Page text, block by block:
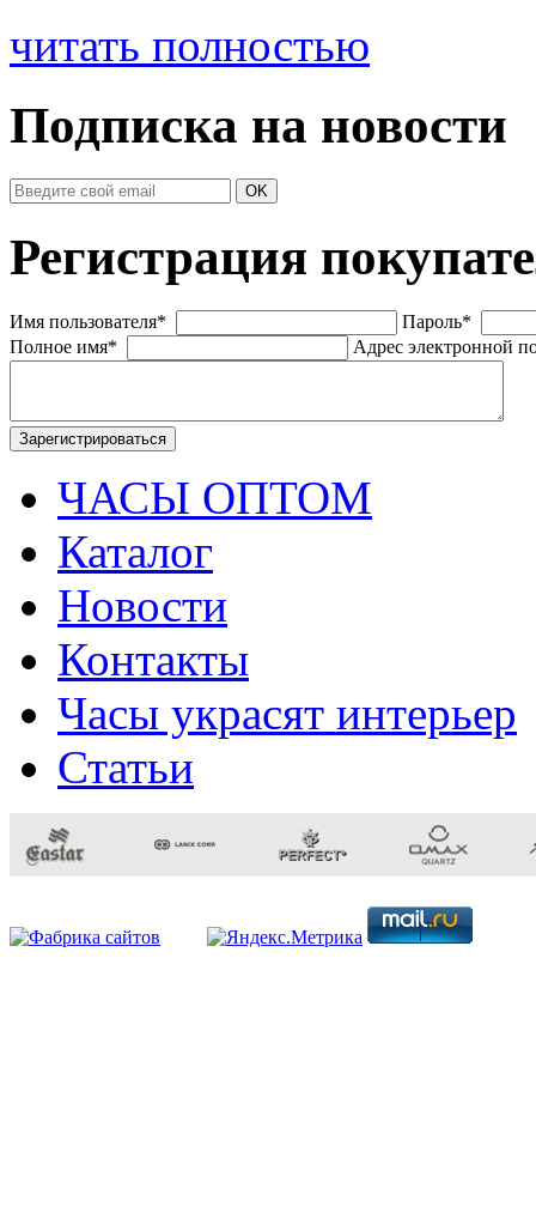
читать полностью
Подписка на новости
Регистрация
Имя пользователя* Пароль*
Полное имя* Адрес электронной
ЧАСЫ ОПТОМ
Каталог
Новости
Контакты
Часы украсят интерьер
Статьи